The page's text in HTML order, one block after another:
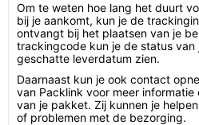
Om te weten hoe lang het duurt
bij je aankomt, kun je de
ontvangt bij het plaatsen van je
trackingcode kun je de status
geschatte leverdatum zien.
Daarnaast kun je ook contact
van Packlink voor meer
van je pakket. Zij kunnen je
of problemen met de bezorging.